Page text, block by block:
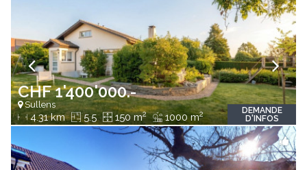
CHF 1'400'000.-
Sullens
4.31 km 5.5 150 m2 1000 m2
DEMANDE
D'INFOS